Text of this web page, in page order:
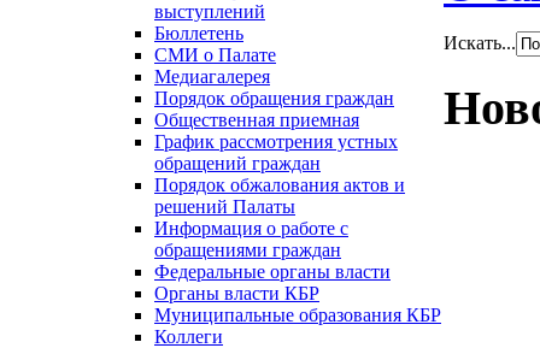
выступлений
Бюллетень
СМИ о Палате
Медиагалерея
Порядок обращения граждан
Общественная приемная
График рассмотрения устных
обращений граждан
Порядок обжалования актов и
решений Палаты
Информация о работе с
обращениями граждан
Федеральные органы власти
Органы власти КБР
Муниципальные образования КБР
Коллеги
Искать...